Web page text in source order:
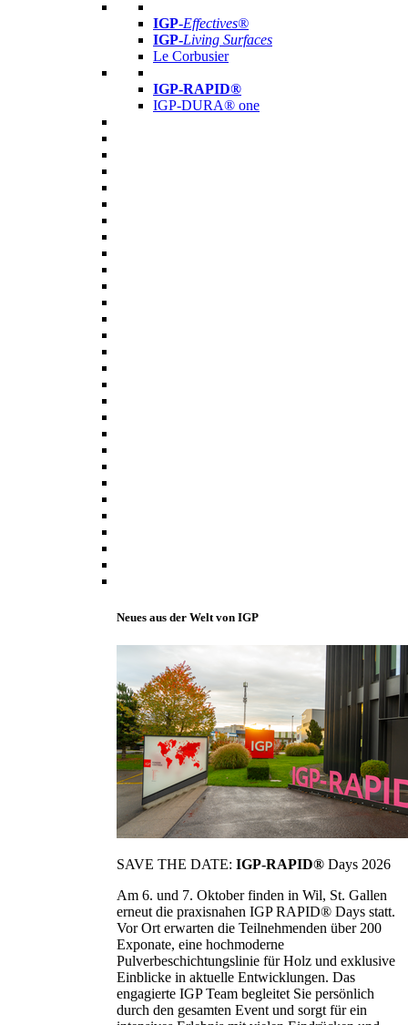
IGP-Effectives®
IGP-Living Surfaces
Le Corbusier
IGP-RAPID®
IGP-DURA® one
Neues aus der Welt von IGP
SAVE THE DATE: IGP-RAPID® Days 2026
Am 6. und 7. Oktober finden in Wil, St. Gallen
erneut die praxisnahen IGP RAPID® Days statt.
Vor Ort erwarten die Teilnehmenden über 200
Exponate, eine hochmoderne
Pulverbeschichtungslinie für Holz und exklusive
Einblicke in aktuelle Entwicklungen. Das
engagierte IGP Team begleitet Sie persönlich
durch den gesamten Event und sorgt für ein